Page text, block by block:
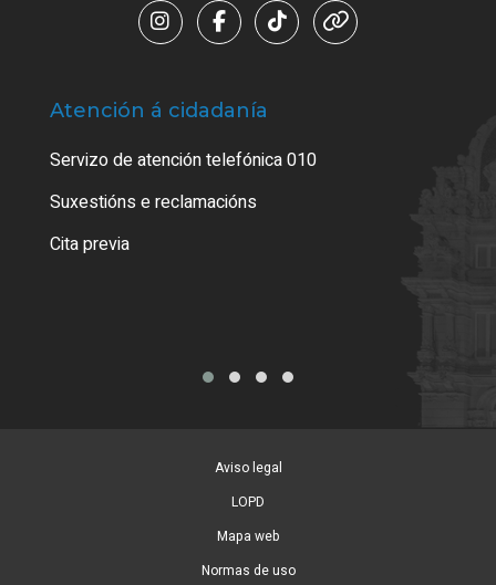
Atención á cidadanía
Servizo de atención telefónica 010
Suxestións e reclamacións
Cita previa
Aviso legal
LOPD
Mapa web
Normas de uso